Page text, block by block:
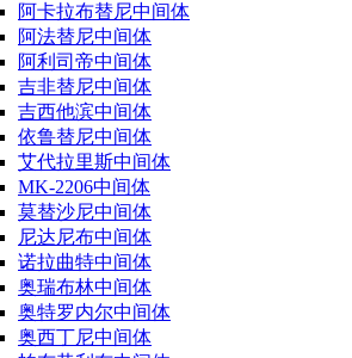
阿卡拉布替尼中间体
阿法替尼中间体
阿利司帝中间体
吉非替尼中间体
吉西他滨中间体
依鲁替尼中间体
艾代拉里斯中间体
MK-2206中间体
莫替沙尼中间体
尼达尼布中间体
诺拉曲特中间体
奥瑞布林中间体
奥特罗内尔中间体
奥西丁尼中间体